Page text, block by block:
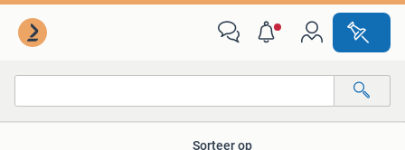
Sorteer op